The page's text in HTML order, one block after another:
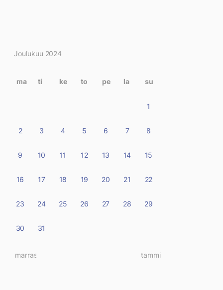
Kirjoitukset
Joulukuu 2024
ma ti ke to pe la su
1
2 3 4 5 6 7 8
9 10 11 12 13 14 15
16 17 18 19 20 21 22
23 24 25 26 27 28 29
30 31
« marras tammi »